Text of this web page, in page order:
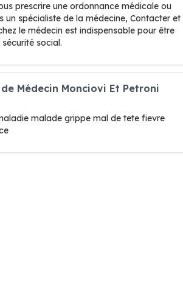
prescrire une ordonnance médicale ou
un spécialiste de la médecine, Contacter et
le médecin est indispensable pour être
social.
Médecin Monciovi Et Petroni
malade grippe mal de tete fievre